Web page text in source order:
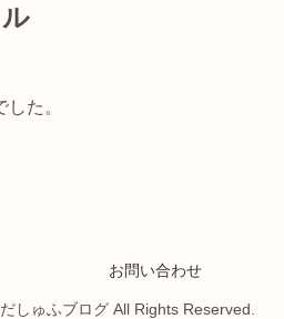
た。
お問い合わせ
しゅふブログ All Rights Reserved.